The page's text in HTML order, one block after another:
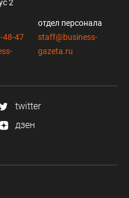
2
48-47
отдел персонала
staff@business-
gazeta.ru
twitter
дзен